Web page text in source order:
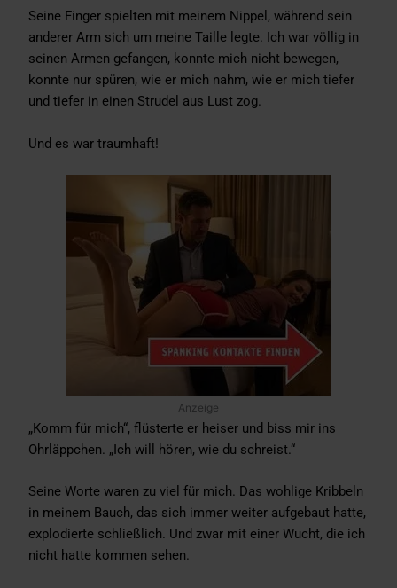
Seine Finger spielten mit meinem Nippel, während sein
anderer Arm sich um meine Taille legte. Ich war völlig in
seinen Armen gefangen, konnte mich nicht bewegen,
konnte nur spüren, wie er mich nahm, wie er mich tiefer
und tiefer in einen Strudel aus Lust zog.
Und es war traumhaft!
Anzeige
„Komm für mich“, flüsterte er heiser und biss mir ins
Ohrläppchen. „Ich will hören, wie du schreist.“
Seine Worte waren zu viel für mich. Das wohlige Kribbeln
in meinem Bauch, das sich immer weiter aufgebaut hatte,
explodierte schließlich. Und zwar mit einer Wucht, die ich
nicht hatte kommen sehen.